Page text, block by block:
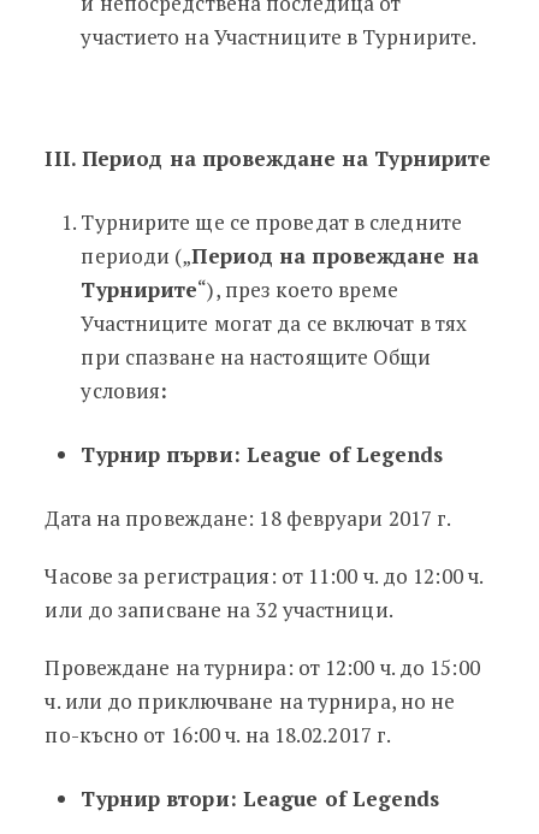
участието на Участниците в Турнирите.
III. Период на провеждане на Турнирите
Турнирите ще се проведат в следните
периоди („Период на провеждане на
Турнирите“), през което време
Участниците могат да се включат в тях
при спазване на настоящите Общи
условия:
Турнир първи: League of Legends
Дата на провеждане: 18 февруари 2017 г.
Часове за регистрация: от 11:00 ч. до 12:00 ч.
или до записване на 32 участници.
Провеждане на турнира: от 12:00 ч. до 15:00
ч. или до приключване на турнира, но не
по-късно от 16:00 ч. на 18.02.2017 г.
Турнир втори: League of Legends